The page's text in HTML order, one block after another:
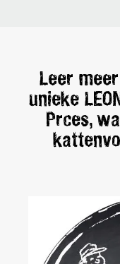
Leer
unieke
Prces,